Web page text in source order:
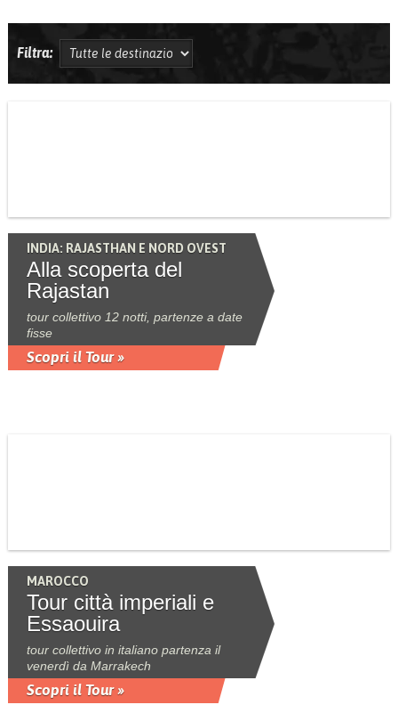
Filtra:
INDIA: RAJASTHAN E NORD OVEST
Alla scoperta del
Rajastan
tour collettivo 12 notti, partenze a date
fisse
Scopri il Tour »
MAROCCO
Tour città imperiali e
Essaouira
tour collettivo in italiano partenza il
venerdì da Marrakech
Scopri il Tour »